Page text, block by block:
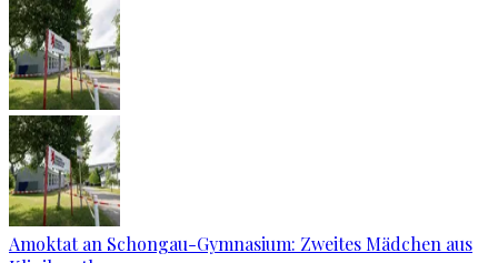
Amoktat an Schongau-Gymnasium: Zweites Mädchen aus